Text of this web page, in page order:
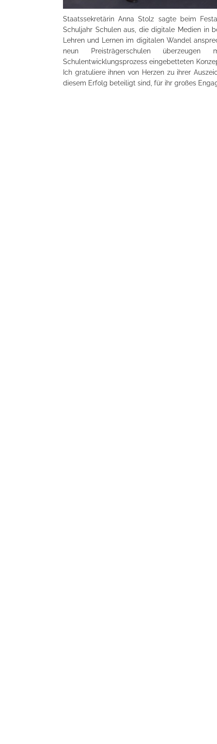
Staatssekretärin Anna Stolz sagte beim
Schuljahr Schulen aus, die digitale Medien in
Lehren und Lernen im digitalen Wandel
neun Preisträgerschulen
Schulentwicklungsprozess eingebetteten
Ich gratuliere ihnen von Herzen zu ihrer
diesem Erfolg beteiligt sind, für ihr großes